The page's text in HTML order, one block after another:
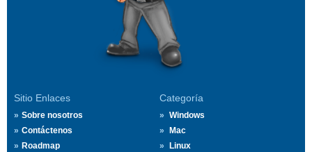
Sitio Enlaces
Sobre nosotros
Contáctenos
Roadmap
Categoría
Windows
Mac
Linux